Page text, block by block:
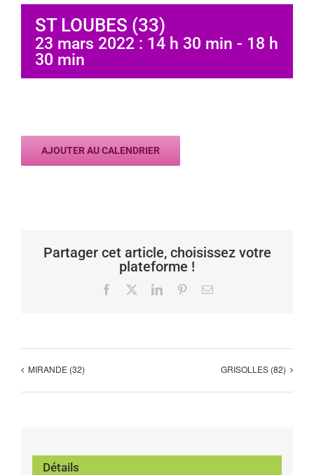
ST LOUBES (33)
23 mars 2022 : 14 h 30 min - 18 h
30 min
AJOUTER AU CALENDRIER
Partager cet article, choisissez votre
plateforme !
Facebook LinkedInPinterestEmail
MIRANDE (32) GRISOLLES (82)
Détails